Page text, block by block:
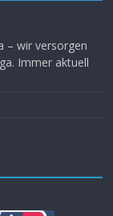
– wir versorgen
Immer aktuell